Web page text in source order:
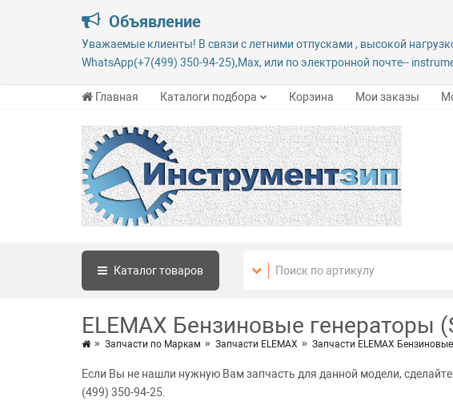
Объявление
Уважаемые клиенты! В связи с летними отпусками , высокой
WhatsApp(+7(499) 350-94-25),Max, или по электронной почте--
Главная Каталоги подбора Корзина Мои заказы
Каталогтоваров
ELEMAX Бензиновые генераторы
Запчасти по Маркам Запчасти ELEMAX Запчасти ELEMAX
Если Вы не нашли нужную Вам запчасть для данной модели,
(499) 350-94-25.